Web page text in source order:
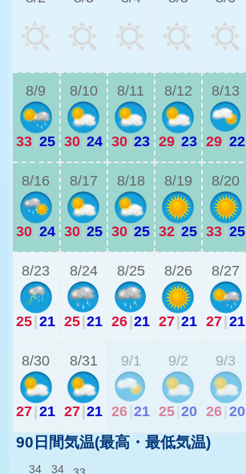
8/9
33|25
8/10
30|24
8/11
30|23
8/12
29|23
8/13
29|22
8/16
30|24
8/17
30|25
8/18
30|25
8/19
32|25
8/20
33|25
8/23
25|21
8/24
25|21
8/25
26|21
8/26
27|21
8/27
27|21
8/30
27|21
8/31
27|21
9/1
26 21
9/2
25 20
9/3
26 20
90日間気温(最高・最低気温)